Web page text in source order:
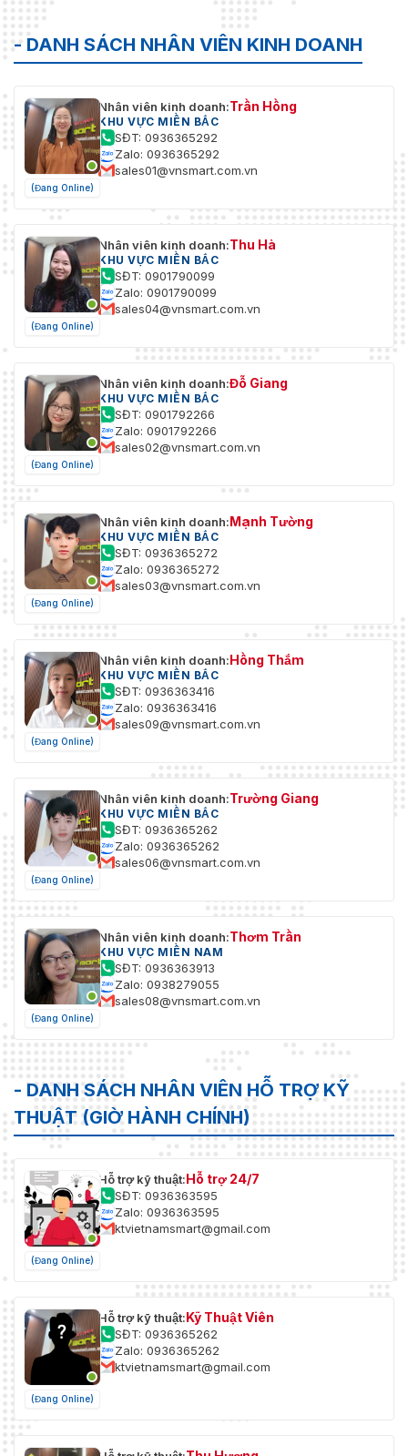
- DANH SÁCH NHÂN VIÊN KINH DOANH
(Đang Online)
Nhân viên kinh doanh:Trần Hồng
KHU VỰC MIỀN BẮC
SĐT: 0936365292
Zalo: 0936365292
sales01@vnsmart.com.vn
(Đang Online)
Nhân viên kinh doanh:Thu Hà
KHU VỰC MIỀN BẮC
SĐT: 0901790099
Zalo: 0901790099
sales04@vnsmart.com.vn
(Đang Online)
Nhân viên kinh doanh:Đỗ Giang
KHU VỰC MIỀN BẮC
SĐT: 0901792266
Zalo: 0901792266
sales02@vnsmart.com.vn
(Đang Online)
Nhân viên kinh doanh:Mạnh Tường
KHU VỰC MIỀN BẮC
SĐT: 0936365272
Zalo: 0936365272
sales03@vnsmart.com.vn
(Đang Online)
Nhân viên kinh doanh:Hồng Thắm
KHU VỰC MIỀN BẮC
SĐT: 0936363416
Zalo: 0936363416
sales09@vnsmart.com.vn
(Đang Online)
Nhân viên kinh doanh:Trường Giang
KHU VỰC MIỀN BẮC
SĐT: 0936365262
Zalo: 0936365262
sales06@vnsmart.com.vn
(Đang Online)
Nhân viên kinh doanh:Thơm Trần
KHU VỰC MIỀN NAM
SĐT: 0936363913
Zalo: 0938279055
sales08@vnsmart.com.vn
- DANH SÁCH NHÂN VIÊN HỖ TRỢ KỸ
THUẬT (GIỜ HÀNH CHÍNH)
(Đang Online)
Hỗ trợ kỹ thuật:Hỗ trợ 24/7
SĐT: 0936363595
Zalo: 0936363595
ktvietnamsmart@gmail.com
(Đang Online)
Hỗ trợ kỹ thuật:Kỹ Thuật Viên
SĐT: 0936365262
Zalo: 0936365262
ktvietnamsmart@gmail.com